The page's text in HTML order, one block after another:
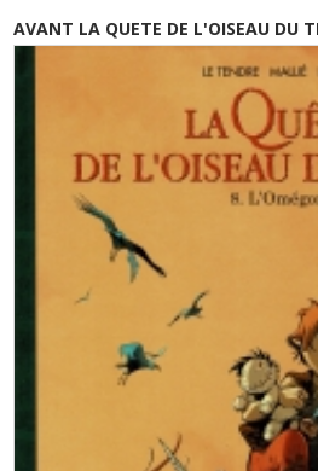
AVANT LA QUETE DE L'OISEAU DU